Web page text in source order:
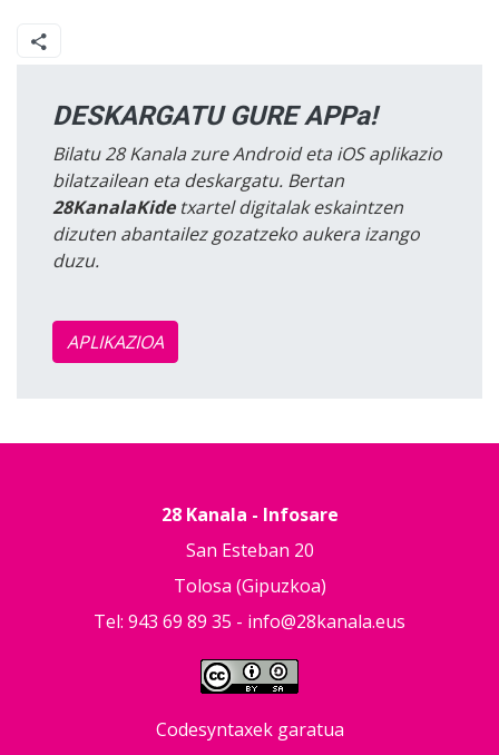
DESKARGATU GURE APPa!
Bilatu 28 Kanala zure Android eta iOS aplikazio
bilatzailean eta deskargatu. Bertan
28KanalaKidetxartel digitalak eskaintzen
dizuten abantailez gozatzeko aukera izango
duzu.
APLIKAZIOA
28 Kanala - Infosare
San Esteban 20
Tolosa (Gipuzkoa)
Tel: 943 69 89 35 - info@28kanala.eus
Codesyntaxek garatua